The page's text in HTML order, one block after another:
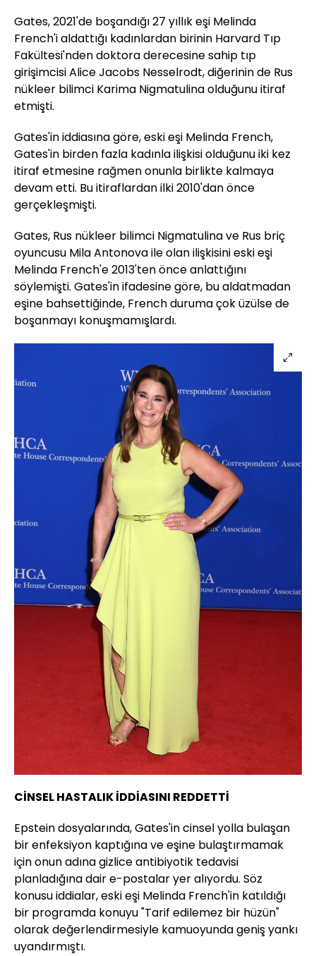
Gates, 2021'de boşandığı 27 yıllık eşi Melinda
French'i aldattığı kadınlardan birinin Harvard Tıp
Fakültesi'nden doktora derecesine sahip tıp
girişimcisi Alice Jacobs Nesselrodt, diğerinin de Rus
nükleer bilimci Karima Nigmatulina olduğunu itiraf
etmişti.
Gates'in iddiasına göre, eski eşi Melinda French,
Gates'in birden fazla kadınla ilişkisi olduğunu iki kez
itiraf etmesine rağmen onunla birlikte kalmaya
devam etti. Bu itiraflardan ilki 2010'dan önce
gerçekleşmişti.
Gates, Rus nükleer bilimci Nigmatulina ve Rus briç
oyuncusu Mila Antonova ile olan ilişkisini eski eşi
Melinda French'e 2013'ten önce anlattığını
söylemişti. Gates'in ifadesine göre, bu aldatmadan
eşine bahsettiğinde, French duruma çok üzülse de
boşanmayı konuşmamışlardı.
CİNSEL HASTALIK İDDİASINI REDDETTİ
Epstein dosyalarında, Gates'in cinsel yolla bulaşan
bir enfeksiyon kaptığına ve eşine bulaştırmamak
için onun adına gizlice antibiyotik tedavisi
planladığına dair e-postalar yer alıyordu. Söz
konusu iddialar, eski eşi Melinda French'in katıldığı
bir programda konuyu "Tarif edilemez bir hüzün"
olarak değerlendirmesiyle kamuoyunda geniş yankı
uyandırmıştı.